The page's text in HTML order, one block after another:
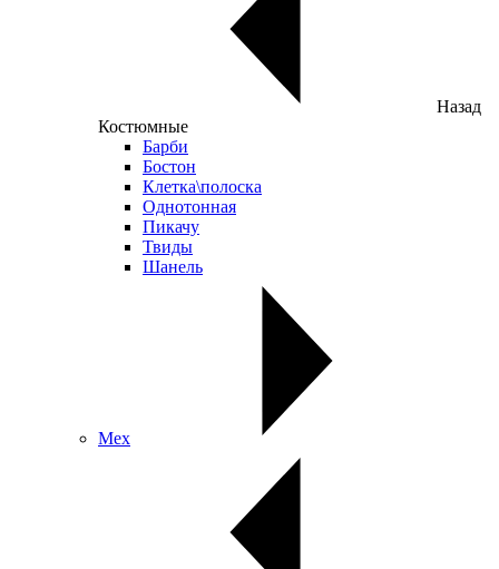
Назад
Костюмные
Барби
Бостон
Клетка\полоска
Однотонная
Пикачу
Твиды
Шанель
Мех